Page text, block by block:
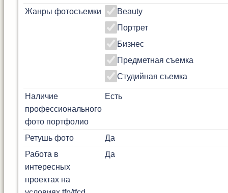
Жанры фотосъемки
Beauty
Портрет
Бизнес
Предметная съемка
Студийная съемка
Наличие
профессионального
фото портфолио
Есть
Ретушь фото
Да
Работа в
интересных
проектах на
Да